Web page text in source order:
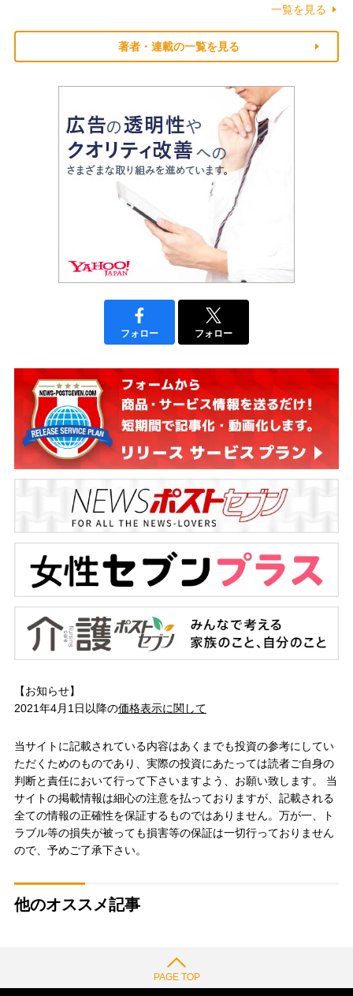
一覧を見る
著者・連載の一覧を見る
フォロー フォロー
【お知らせ】
2021年4月1日以降の価格表示に関して
当サイトに記載されている内容はあくまでも投資の参考にしてい
ただくためのものであり、実際の投資にあたっては読者ご自身の
判断と責任において行って下さいますよう、お願い致します。 当
サイトの掲載情報は細心の注意を払っておりますが、記載される
全ての情報の正確性を保証するものではありません。万が一、ト
ラブル等の損失が被っても損害等の保証は一切行っておりません
ので、予めご了承下さい。
他のオススメ記事
PAGE TOP